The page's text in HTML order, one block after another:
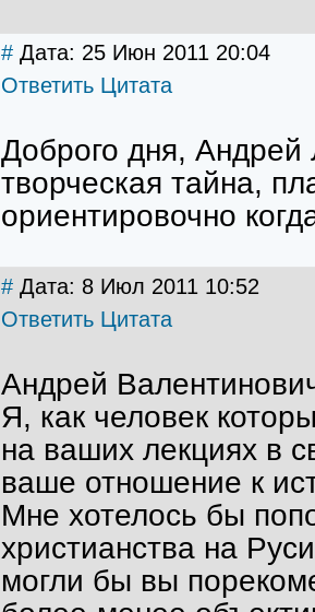
# Дата: 25 Июн 2011 20:04
Ответить Цитата
Доброго дня, Андрей
творческая тайна,
ориентировочно
# Дата: 8 Июл 2011 10:52
Ответить Цитата
Андрей
Я, как человек
на ваших лекциях в
ваше отношение к
Мне хотелось бы
христианства на
могли бы вы